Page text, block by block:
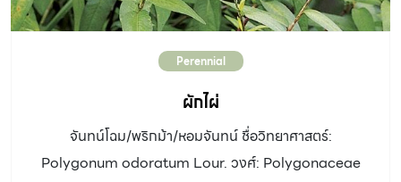
พันธุ์: เพาะเมล็ดและแยกกอ การใช้งาน: นิยมปลูกเป็นไม้
Perennial
ผักไผ่
จันทน์โฉม/พริกม้า/หอมจันทน์ ชื่อวิทยาศาสตร์:
Polygonum odoratum Lour. วงศ์: Polygonaceae